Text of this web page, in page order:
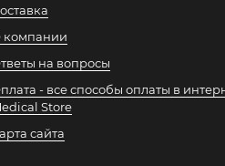
компании
на вопросы
- все способы оплаты в
Store
сайта